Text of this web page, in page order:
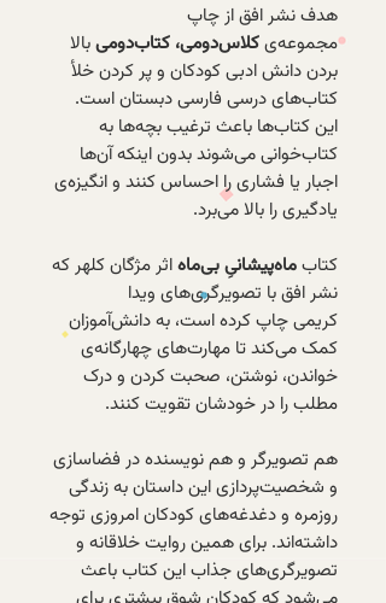
هدف نشر افق از چاپ
مجموعه‌یکلاس‌دومی، کتاب‌دومیبالا
بردن دانش ادبی کودکان و پر کردن خلأ
کتاب‌های درسی فارسی دبستان است.
این کتاب‌ها باعث ترغیب بچه‌ها به
کتاب‌خوانی می‌شوند بدون اینکه آن‌ها
اجبار یا فشاری را احساس کنند و انگیزه‌ی
یادگیری را بالا می‌برد.
کتابماه‌پیشانیِ بی‌ماهاثر مژگان کلهر که
نشر افقبا تصویرگری‌های ویدا
کریمیچاپ کرده است، به دانش‌آموزان
کمک می‌کند تا مهارت‌های چهارگانه‌ی
خواندن، نوشتن، صحبت کردن و درک
مطلب را در خودشان تقویت کنند.
هم تصویرگر و هم نویسنده در فضاسازی
و شخصیت‌پردازی این داستان بهزندگی
روزمره و دغدغه‌های کودکان امروزی توجه
داشته‌اند. برای همین روایت‌ خلاقانه و
تصویر‌گری‌های جذاب این کتاب باعث